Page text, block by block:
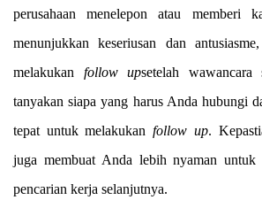
perusahaan menelepon atau memberi
menunjukkan keseriusan dan
melakukan follow upsetelah wawancara
tanyakan siapa yang harus Anda hubungi
tepat untuk melakukanfollow up.
juga membuat Anda lebih nyaman untuk
pencarian kerja selanjutnya.